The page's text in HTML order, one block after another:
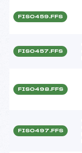
FIS0459.FFS
FIS0457.FFS
FIS0498.FFS
FIS0497.FFS